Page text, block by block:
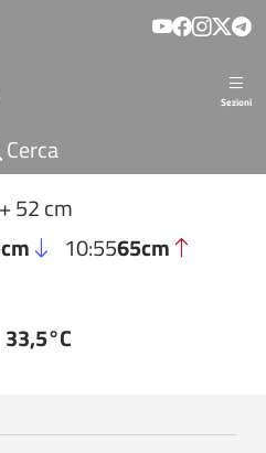
Sezioni
Cerca
52 cm
10:5565cm
33,5°C